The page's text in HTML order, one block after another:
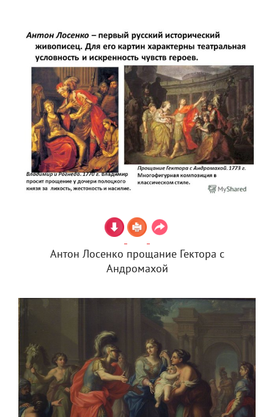
Антон Лосенко прощание Гектора с
Андромахой